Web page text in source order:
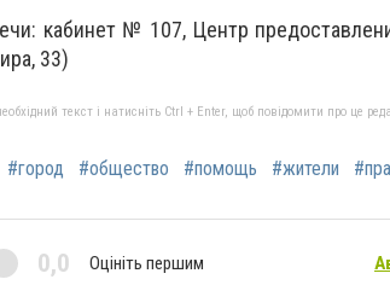
кабинет № 107, Центр
33)
текст і натисніть Ctrl + Enter, щоб повідомити про це
#город #общество #помощь #жители
0,0 Оцініть першим